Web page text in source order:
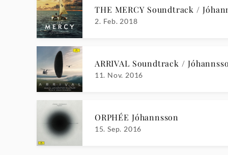
THE MERCY Soundtrack /
2. Feb. 2018
ARRIVAL Soundtrack /
11. Nov. 2016
ORPHÉE Jóhannsson
15. Sep. 2016